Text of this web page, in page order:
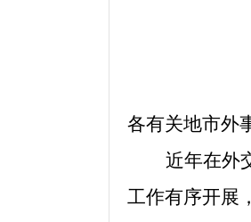
各有关地市外
近年在外
工作有序开展